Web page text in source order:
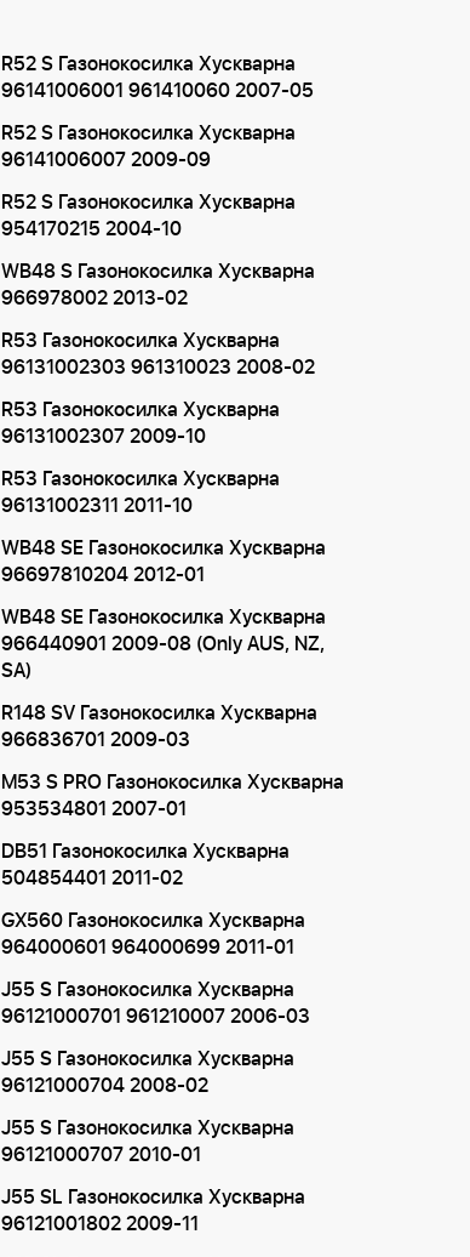
R52 S Газонокосилка Хускварна
96141006001 961410060 2007-05
R52 S Газонокосилка Хускварна
96141006007 2009-09
R52 S Газонокосилка Хускварна
954170215 2004-10
WB48 S Газонокосилка Хускварна
966978002 2013-02
R53 Газонокосилка Хускварна
96131002303 961310023 2008-02
R53 Газонокосилка Хускварна
96131002307 2009-10
R53 Газонокосилка Хускварна
96131002311 2011-10
WB48 SE Газонокосилка Хускварна
96697810204 2012-01
WB48 SE Газонокосилка Хускварна
966440901 2009-08 (Only AUS, NZ,
SA)
R148 SV Газонокосилка Хускварна
966836701 2009-03
M53 S PRO Газонокосилка Хускварна
953534801 2007-01
DB51 Газонокосилка Хускварна
504854401 2011-02
GX560 Газонокосилка Хускварна
964000601 964000699 2011-01
J55 S Газонокосилка Хускварна
96121000701 961210007 2006-03
J55 S Газонокосилка Хускварна
96121000704 2008-02
J55 S Газонокосилка Хускварна
96121000707 2010-01
J55 SL Газонокосилка Хускварна
96121001802 2009-11